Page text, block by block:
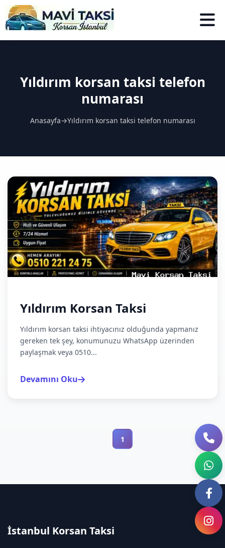
Yıldırım korsan taksi telefon
numarası
Anasayfa→Yıldırım korsan taksi telefon numarası
Yıldırım Korsan Taksi
Yıldırım korsan taksi ihtiyacınız olduğunda yapmanız
gereken tek şey, konumunuzu WhatsApp üzerinden
paylaşmak veya 0510...
Devamını Oku
1
İstanbul Korsan Taksi